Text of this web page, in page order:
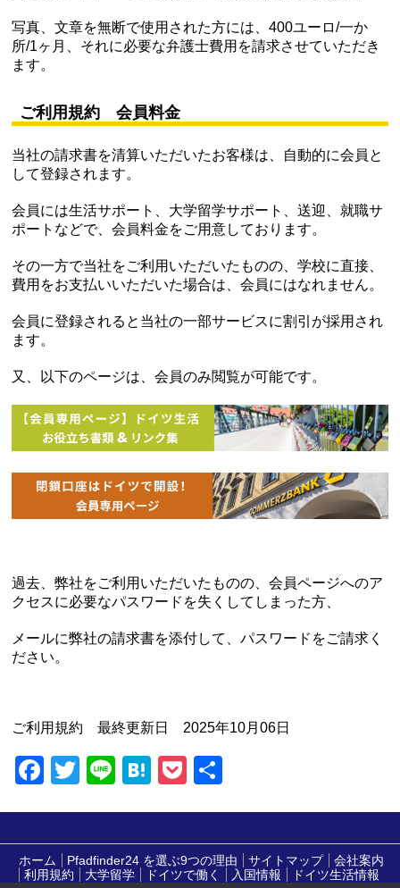
写真、文章を無断で使用された方には、400ユーロ/一か
所/1ヶ月、それに必要な弁護士費用を請求させていただき
ます。
ご利用規約 会員料金
当社の請求書を清算いただいたお客様は、自動的に会員と
して登録されます。
会員には生活サポート、大学留学サポート、送迎、就職サ
ポートなどで、会員料金をご用意しております。
その一方で当社をご利用いただいたものの、学校に直接、
費用をお支払いいただいた場合は、会員にはなれません。
会員に登録されると当社の一部サービスに割引が採用され
ます。
又、以下のページは、会員のみ閲覧が可能です。
過去、弊社をご利用いただいたものの、会員ページへのア
クセスに必要なパスワードを失くしてしまった方、
メールに弊社の請求書を添付して、パスワードをご請求く
ださい。
ご利用規約 最終更新日 2025年10月06日
Facebook
Twitter
LineHatenaPocket
ホーム Pfadfinder24 を選ぶ9つの理由 サイトマップ
会社案内
利用規約
大学留学 ドイツで働く 入国情報
ドイツ生活情報